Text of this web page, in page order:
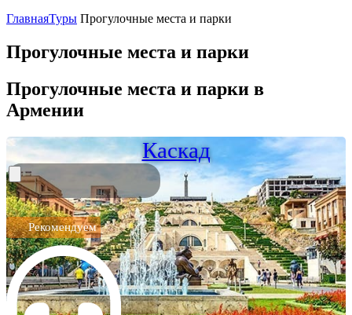
ГлавнаяТуры Прогулочные места и парки
Прогулочные места и парки
Прогулочные места и парки в
Армении
Каскад
Рекомендуем